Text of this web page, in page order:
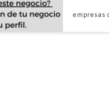
empresas